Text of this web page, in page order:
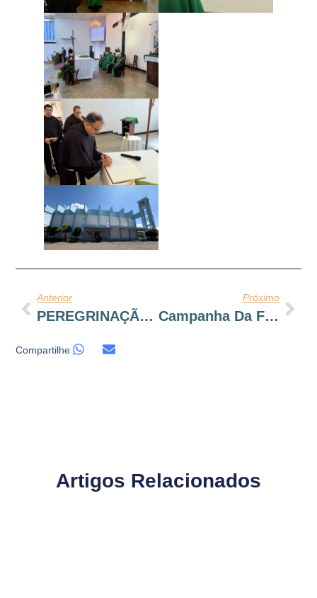
Anterior
PEREGRINAÇÃO A ASSIS
Próximo
Campanha Da Fraternidade 2026-Fraternidade E Moradia
Compartilhe
Artigos Relacionados